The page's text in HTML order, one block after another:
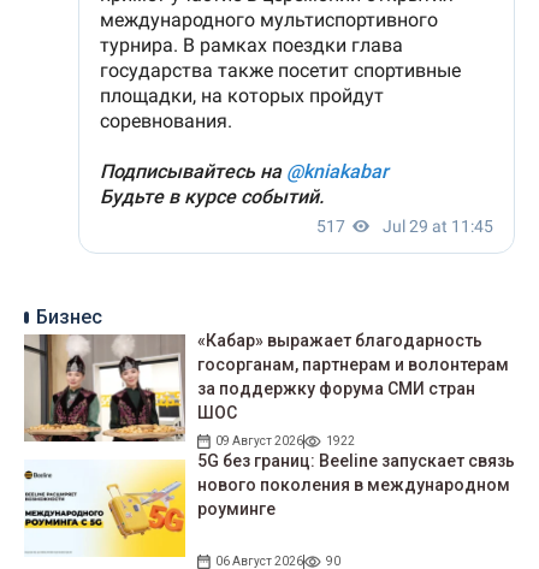
Бизнес
«Кабар» выражает благодарность
госорганам, партнерам и волонтерам
за поддержку форума СМИ стран
ШОС
09 Август 2026 1922
5G без границ: Beeline запускает связь
нового поколения в международном
роуминге
06 Август 2026 90